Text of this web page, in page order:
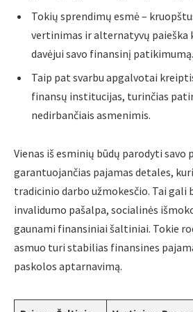
Tokių sprendimų esmė –
vertinimas ir alternatyvų paieška
davėjui savo finansinį patikimumą.
Taip pat svarbu apgalvotai
finansų institucijas, turinčias
nedirbančiais asmenimis.
Vienas iš esminių būdų parodyti
garantuojančias pajamas detales,
tradicinio darbo užmokesčio. Tai gali
invalidumo pašalpa, socialinės
gaunami finansiniai šaltiniai. Tokie
asmuo turi stabilias finansines
paskolos aptarnavimą.